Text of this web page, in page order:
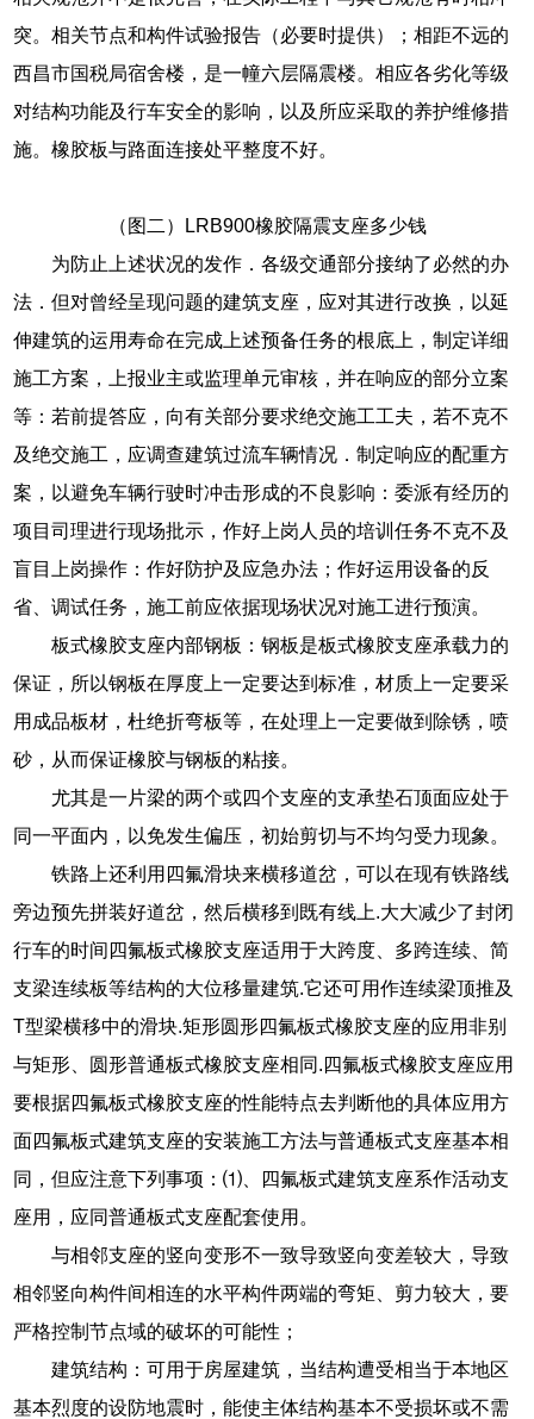
突。相关节点和构件试验报告（必要时提供）；相距不远的
西昌市国税局宿舍楼，是一幢六层隔震楼。相应各劣化等级
对结构功能及行车安全的影响，以及所应采取的养护维修措
施。橡胶板与路面连接处平整度不好。
（图二）LRB900橡胶隔震支座多少钱
为防止上述状况的发作．各级交通部分接纳了必然的办
法．但对曾经呈现问题的建筑支座，应对其进行改换，以延
伸建筑的运用寿命在完成上述预备任务的根底上，制定详细
施工方案，上报业主或监理单元审核，并在响应的部分立案
等：若前提答应，向有关部分要求绝交施工工夫，若不克不
及绝交施工，应调查建筑过流车辆情况．制定响应的配重方
案，以避免车辆行驶时冲击形成的不良影响：委派有经历的
项目司理进行现场批示，作好上岗人员的培训任务不克不及
盲目上岗操作：作好防护及应急办法；作好运用设备的反
省、调试任务，施工前应依据现场状况对施工进行预演。
板式橡胶支座内部钢板：钢板是板式橡胶支座承载力的
保证，所以钢板在厚度上一定要达到标准，材质上一定要采
用成品板材，杜绝折弯板等，在处理上一定要做到除锈，喷
砂，从而保证橡胶与钢板的粘接。
尤其是一片梁的两个或四个支座的支承垫石顶面应处于
同一平面内，以免发生偏压，初始剪切与不均匀受力现象。
铁路上还利用四氟滑块来横移道岔，可以在现有铁路线
旁边预先拼装好道岔，然后横移到既有线上.大大减少了封闭
行车的时间四氟板式橡胶支座适用于大跨度、多跨连续、简
支梁连续板等结构的大位移量建筑.它还可用作连续梁顶推及
T型梁横移中的滑块.矩形圆形四氟板式橡胶支座的应用非别
与矩形、圆形普通板式橡胶支座相同.四氟板式橡胶支座应用
要根据四氟板式橡胶支座的性能特点去判断他的具体应用方
面四氟板式建筑支座的安装施工方法与普通板式支座基本相
同，但应注意下列事项：⑴、四氟板式建筑支座系作活动支
座用，应同普通板式支座配套使用。
与相邻支座的竖向变形不一致导致竖向变差较大，导致
相邻竖向构件间相连的水平构件两端的弯矩、剪力较大，要
严格控制节点域的破坏的可能性；
建筑结构：可用于房屋建筑，当结构遭受相当于本地区
基本烈度的设防地震时，能使主体结构基本不受损坏或不需